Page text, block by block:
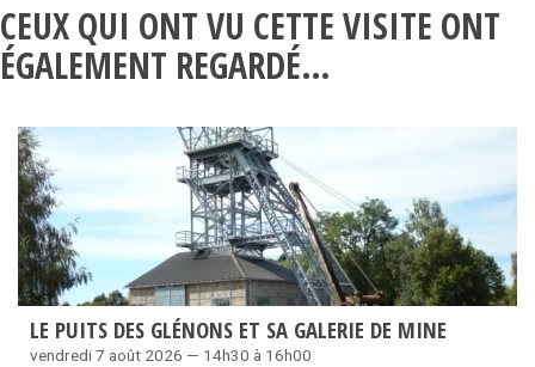
CEUX QUI ONT VU CETTE VISITE ONT
ÉGALEMENT REGARDÉ…
LE PUITS DES GLÉNONS ET SA GALERIE DE MINE
vendredi 7 août 2026 — 14h30 à 16h00